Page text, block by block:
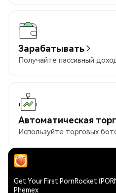
Зарабатывать
Получайте пассивный
Автоматическая
Используйте торговых
Get Your First PornRocket
Phemex